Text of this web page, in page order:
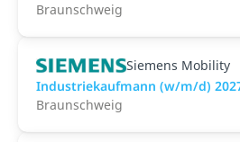
Braunschweig
Siemens Mobility
Industriekaufmann (w/m/d)
Braunschweig